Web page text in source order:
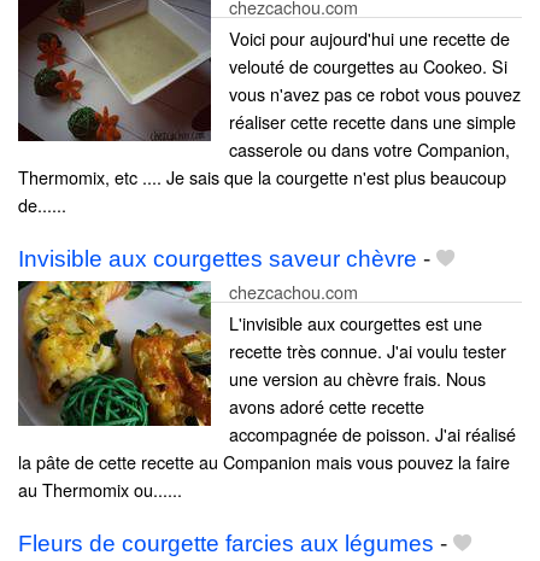
chezcachou.com
Voici pour aujourd'hui une recette de
velouté de courgettes au Cookeo. Si
vous n'avez pas ce robot vous pouvez
réaliser cette recette dans une simple
casserole ou dans votre Companion,
Thermomix, etc .... Je sais que la courgette n'est plus beaucoup
de......
Invisible aux courgettes saveur chèvre -
chezcachou.com
L'invisible aux courgettes est une
recette très connue. J'ai voulu tester
une version au chèvre frais. Nous
avons adoré cette recette
accompagnée de poisson. J'ai réalisé
la pâte de cette recette au Companion mais vous pouvez la faire
au Thermomix ou......
Fleurs de courgette farcies aux légumes -